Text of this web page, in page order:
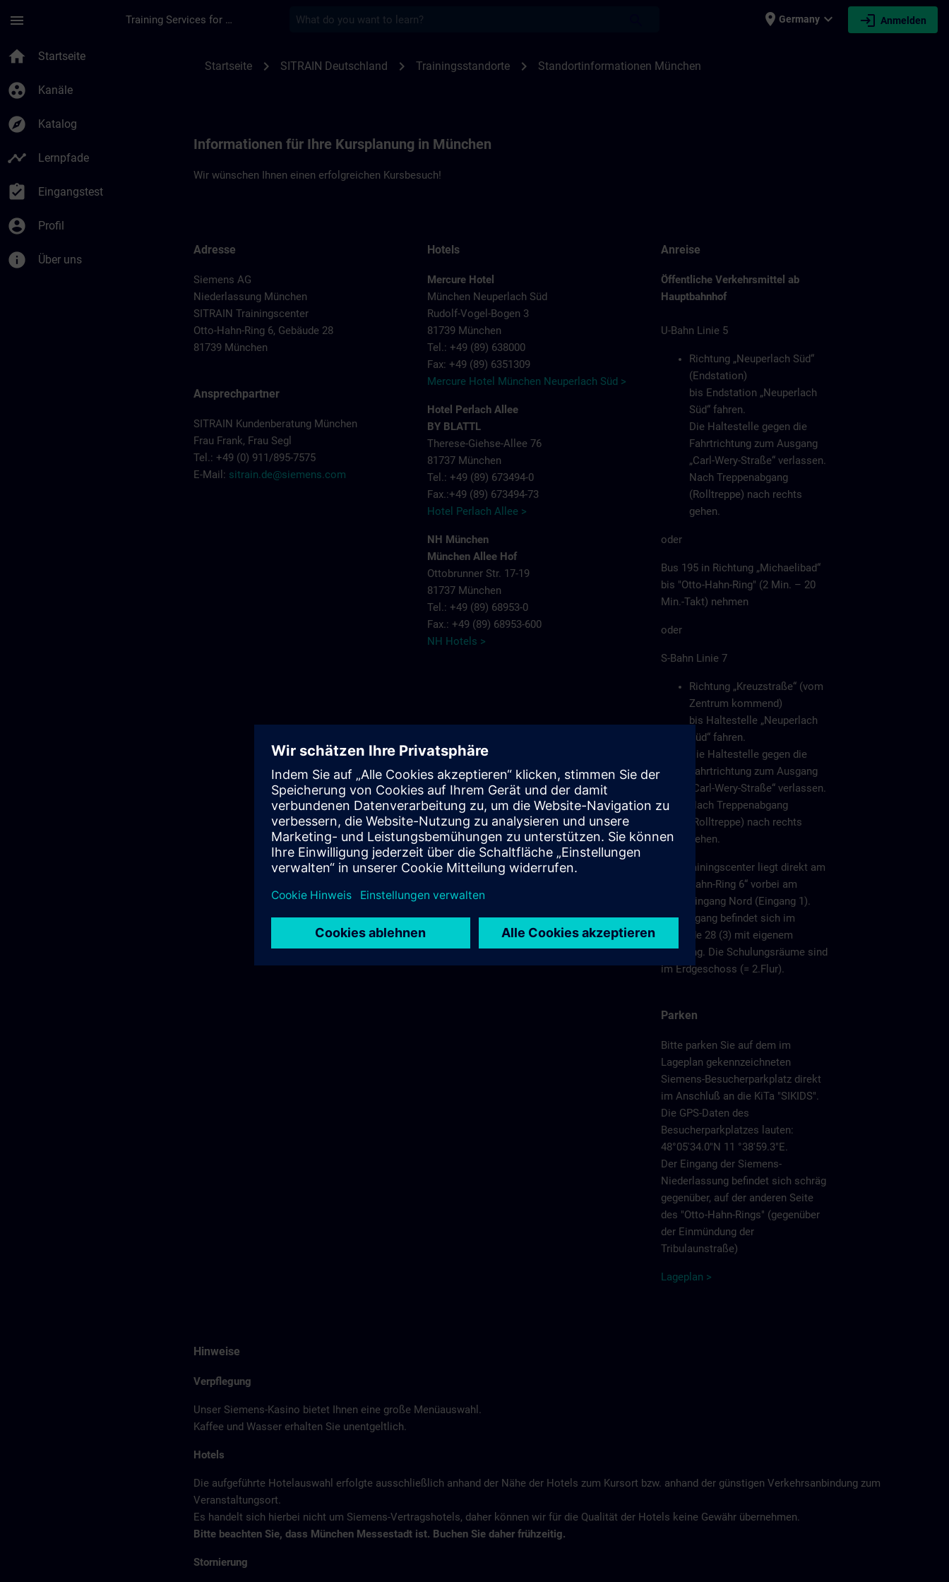
menu Training Services for Digital Industries place Germany expand_more login Anmelden
home Startseite
group_work Kanäle
explore Katalog
timeline Lernpfade
assignment_turned_in Eingangstest
account_circle Profil
info Über uns
Startseite chevron_right SITRAIN Deutschland chevron_right Trainingsstandorte chevron_right Standortinformationen München
Informationen für Ihre Kursplanung in München
Wir wünschen Ihnen einen erfolgreichen Kursbesuch!
Adresse
Siemens AG
Niederlassung München
SITRAIN Trainingscenter
Otto-Hahn-Ring 6, Gebäude 28
81739 München
Ansprechpartner
SITRAIN Kundenberatung München
Frau Frank, Frau Segl
Tel.: +49 (0) 911/895-7575
E-Mail: sitrain.de@siemens.com
Hotels
Mercure Hotel
München Neuperlach Süd
Rudolf-Vogel-Bogen 3
81739 München
Tel.: +49 (89) 638000
Fax: +49 (89) 6351309
Mercure Hotel München Neuperlach Süd >
Hotel Perlach Allee
BY BLATTL
Therese-Giehse-Allee 76
81737 München
Tel.: +49 (89) 673494-0
Fax.:+49 (89) 673494-73
Hotel Perlach Allee >
NH München
München Allee Hof
Ottobrunner Str. 17-19
81737 München
Tel.: +49 (89) 68953-0
Fax.: +49 (89) 68953-600
NH Hotels >
Anreise
Öffentliche Verkehrsmittel ab
Hauptbahnhof
U-Bahn Linie 5
Richtung „Neuperlach Süd“
(Endstation)
bis Endstation „Neuperlach
Süd“ fahren.
Die Haltestelle gegen die
Fahrtrichtung zum Ausgang
„Carl-Wery-Straße“ verlassen.
Nach Treppenabgang
(Rolltreppe) nach rechts
gehen.
oder
Bus 195 in Richtung „Michaelibad“
bis "Otto-Hahn-Ring" (2 Min. – 20
Min.-Takt) nehmen
oder
S-Bahn Linie 7
Richtung „Kreuzstraße“ (vom
Zentrum kommend)
bis Haltestelle „Neuperlach
Süd“ fahren.
Die Haltestelle gegen die
Fahrtrichtung zum Ausgang
„Carl-Wery-Straße“ verlassen.
Nach Treppenabgang
(Rolltreppe) nach rechts
gehen.
Das Trainingscenter liegt direkt am
„Otto-Hahn-Ring 6“ vorbei am
Haupteingang Nord (Eingang 1).
Der Eingang befindet sich im
Gebäude 28 (3) mit eigenem
Empfang. Die Schulungsräume sind
im Erdgeschoss (= 2.Flur).
Parken
Bitte parken Sie auf dem im
Lageplan gekennzeichneten
Siemens-Besucherparkplatz direkt
im Anschluß an die KiTa "SIKIDS".
Die GPS-Daten des
Besucherparkplatzes lauten:
48°05'34.0"N 11 °38'59.3"E.
Der Eingang der Siemens-
Niederlassung befindet sich schräg
gegenüber, auf der anderen Seite
des "Otto-Hahn-Rings" (gegenüber
der Einmündung der
Tribulaunstraße)
Lageplan >
Hinweise
Verpflegung
Unser Siemens-Kasino bietet Ihnen eine große Menüauswahl.
Kaffee und Wasser erhalten Sie unentgeltlich.
Hotels
Die aufgeführte Hotelauswahl erfolgte ausschließlich anhand der Nähe der Hotels zum Kursort bzw. anhand der günstigen Verkehrsanbindung zum
Veranstaltungsort.
Es handelt sich hierbei nicht um Siemens-Vertragshotels, daher können wir für die Qualität der Hotels keine Gewähr übernehmen.
Bitte beachten Sie, dass München Messestadt ist. Buchen Sie daher frühzeitig.
Stornierung